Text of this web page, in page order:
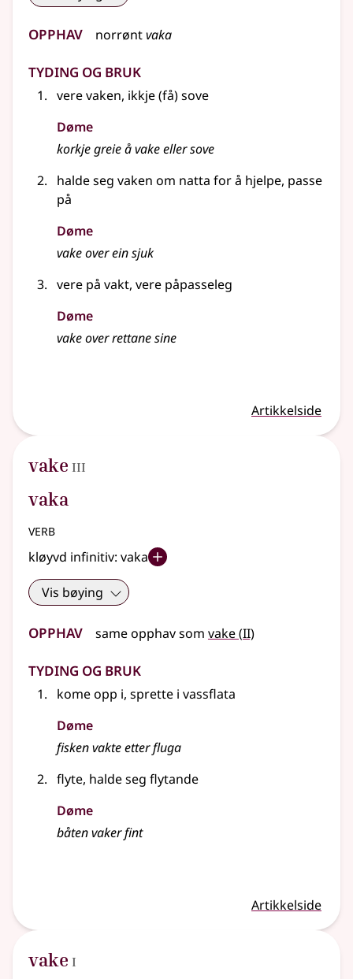
Opphav norrøntvaka
Tyding og bruk
vere vaken, ikkje (få) sove
Døme
korkje greie å vake eller sove
halde seg vaken om natta for å hjelpe, passe
på
Døme
vake over ein sjuk
vere på vakt, vere påpasseleg
Døme
vake over rettane sine
Artikkelside
vake 3
III
vaka
verb
kløyvd infinitiv: vaka
Vis bøying
Opphav same opphav som vake(2
II)
Tyding og bruk
kome opp i, sprette i vassflata
Døme
fisken vakte etter fluga
flyte, halde seg flytande
Døme
båten vaker fint
Artikkelside
vake 1
I